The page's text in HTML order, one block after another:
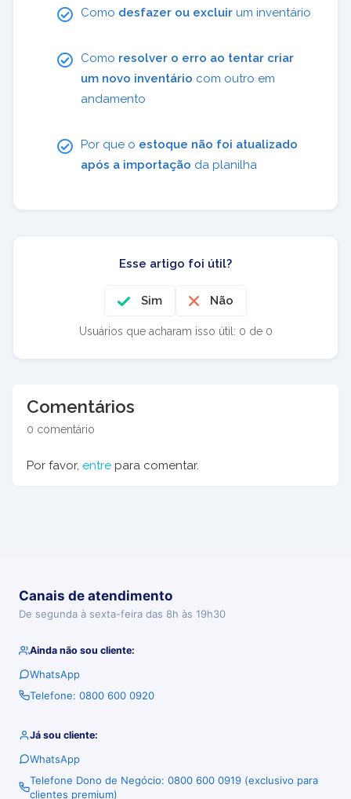
Como desfazer ou excluir um inventário
Como resolver o erro ao tentar criar
um novo inventário com outro em
andamento
Por que o estoque não foi atualizado
após a importação da planilha
Esse artigo foi útil?
Sim Não
Usuários que acharam isso útil: 0 de 0
Comentários
0 comentário
Por favor, entre para comentar.
Canais de atendimento
De segunda à sexta-feira das 8h às 19h30
Ainda não sou cliente:
WhatsApp
Telefone: 0800 600 0920
Já sou cliente:
WhatsApp
Telefone Dono de Negócio: 0800 600 0919 (exclusivo para
clientes premium)